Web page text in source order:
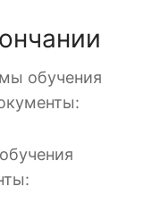
обучения